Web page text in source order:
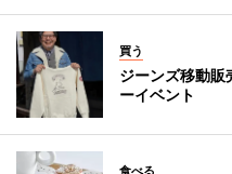
買う
ジーンズ移動販
ーイベント
食べる